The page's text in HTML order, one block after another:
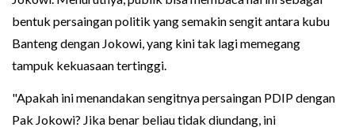
bentuk persaingan politik yang semakin sengit antara kubu
Banteng dengan Jokowi, yang kini tak lagi memegang
tampuk kekuasaan tertinggi.
"Apakah ini menandakan sengitnya persaingan PDIP dengan
Pak Jokowi? Jika benar beliau tidak diundang, ini